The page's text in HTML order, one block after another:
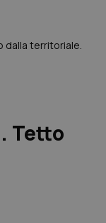
dalla territoriale.
Tetto